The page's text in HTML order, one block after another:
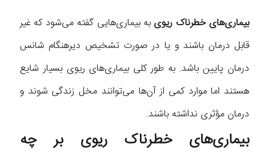
بیماری‌های خطرناک ریوی به بیماری‌هایی گفته می‌شود که غیر
قابل درمان باشند و یا در صورت تشخیص دیرهنگام شانس
درمان پایین باشد. به طور کلی بیماری‌های ریوی بسیار شایع
هستند اما موارد کمی از آن‌ها می‌توانند مخل زندگی شوند و
درمان مؤثری نداشته باشند.
بیماری‌های خطرناک ریوی بر چه